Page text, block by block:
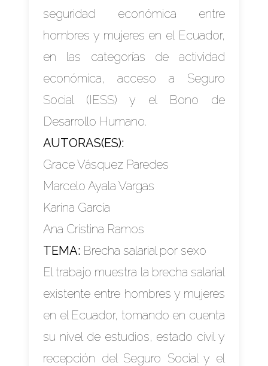
seguridad económica entre
hombres y mujeres en el Ecuador,
en las categorías de actividad
económica, acceso a Seguro
Social (IESS) y el Bono de
Desarrollo Humano.
AUTORAS(ES):
Grace Vásquez Paredes
Marcelo Ayala Vargas
Karina García
Ana Cristina Ramos
TEMA: Brecha salarial por sexo
El trabajo muestra la brecha salarial
existente entre hombres y mujeres
en el Ecuador, tomando en cuenta
su nivel de estudios, estado civil y
recepción del Seguro Social y el